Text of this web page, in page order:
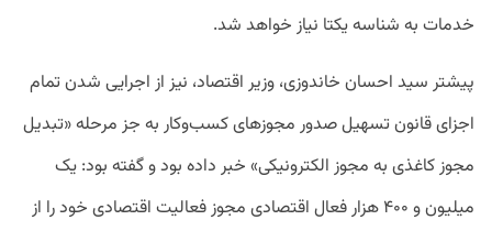
خدمات به شناسه یکتا نیاز خواهد شد.
پیشتر سید احسان خاندوزی، وزیر اقتصاد، نیز از اجرایی شدن تمام
اجزای قانون تسهیل صدور مجوزهای کسب‌وکار به جز مرحله «تبدیل
مجوز کاغذی به مجوز الکترونیکی» خبر داده بود و گفته بود: یک
میلیون و ۴۰۰ هزار فعال اقتصادی مجوز فعالیت اقتصادی خود را از